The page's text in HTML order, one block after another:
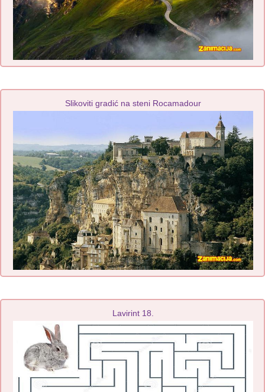
Slikoviti gradić na steni Rocamadour
Lavirint 18.